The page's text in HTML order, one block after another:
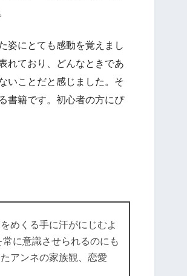
姿にとても感動を覚えまし
れており、どんなときであ
いことだと感じました。そ
書籍です。初心者の方にぴ
めくる手に汗がにじむよ
常に意識させられるのにも
アンネの家族観、恋愛